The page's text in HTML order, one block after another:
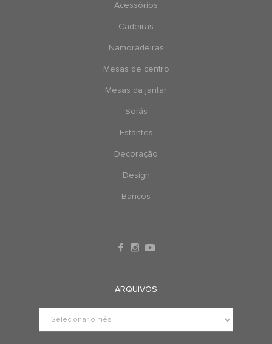
Acessórios
Cadeiras
Namoradeiras
Mesas de centro
Mesas da jantar
Sofás
Estantes
Decoração
Design
Bancos
ARQUIVOS